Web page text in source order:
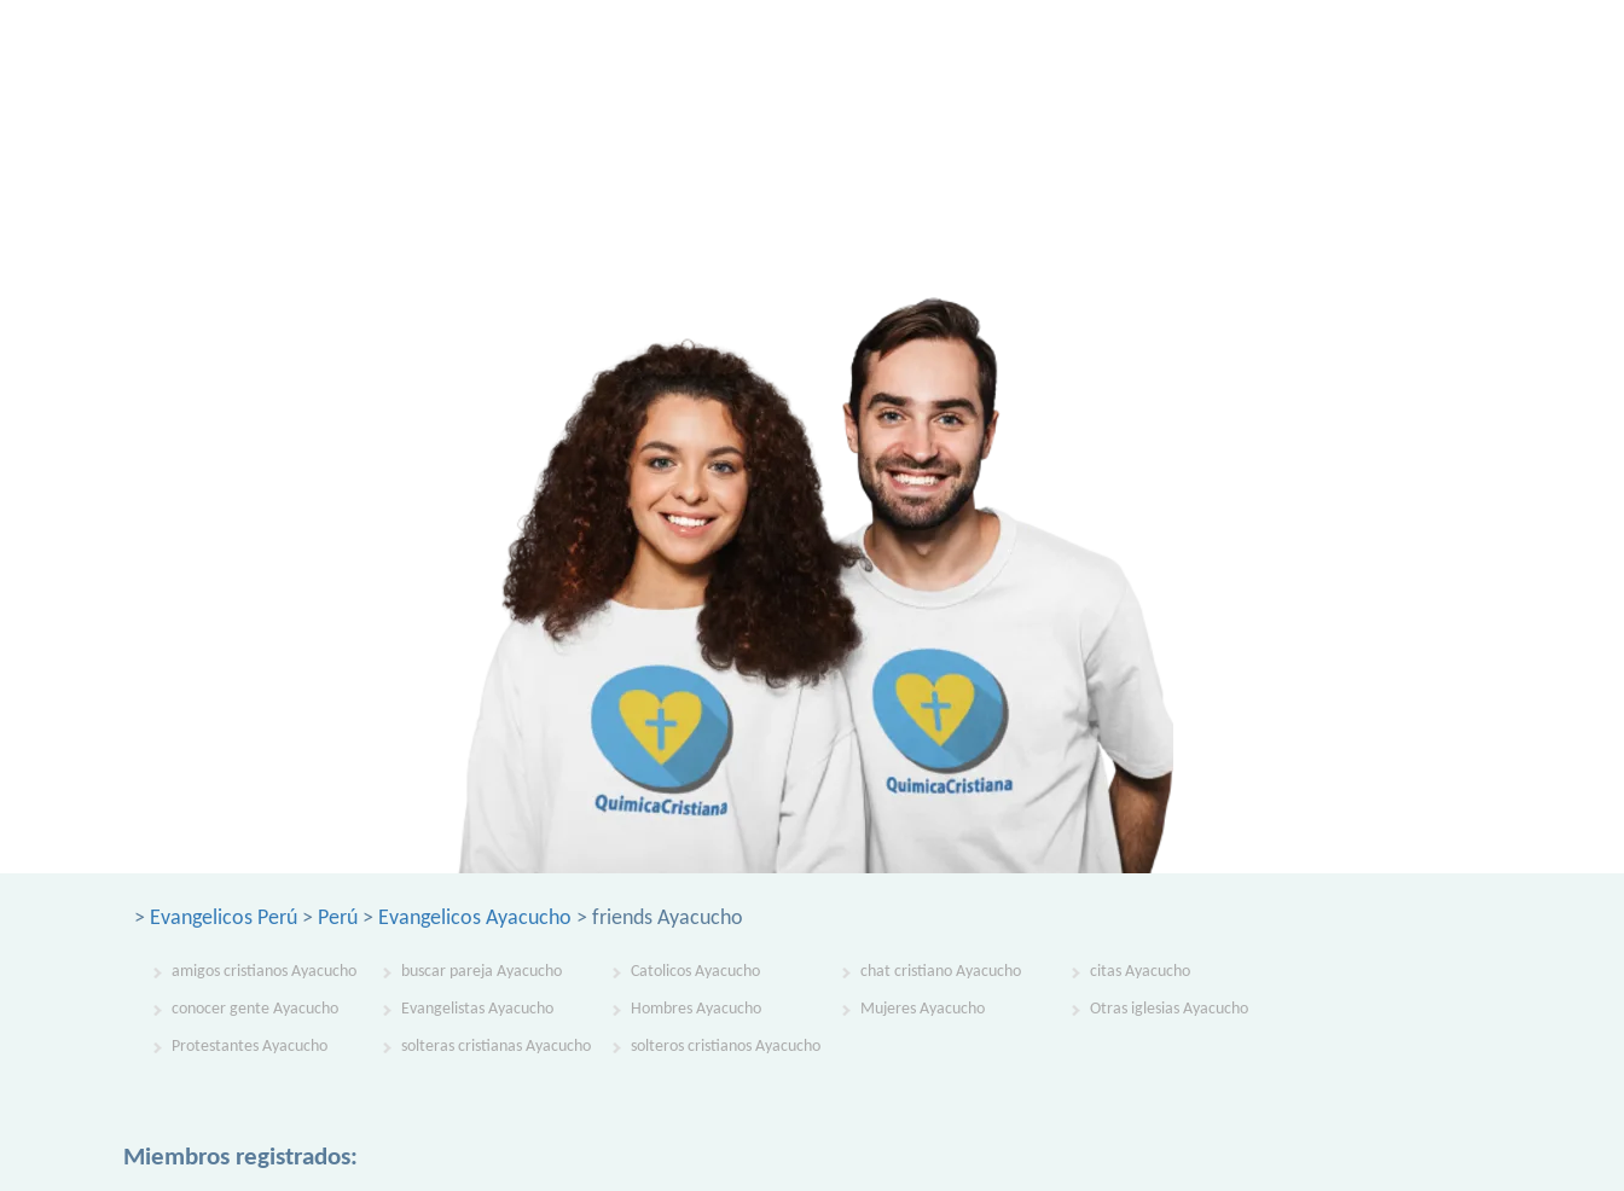
> Evangelicos Perú > Perú > Evangelicos Ayacucho > friends Ayacucho
amigos cristianos Ayacucho buscar pareja Ayacucho Catolicos Ayacucho chat cristiano Ayacucho citas Ayacucho
conocer gente Ayacucho Evangelistas Ayacucho Hombres Ayacucho Mujeres Ayacucho Otras iglesias Ayacucho
Protestantes Ayacucho solteras cristianas Ayacucho solteros cristianos Ayacucho
Miembros registrados: